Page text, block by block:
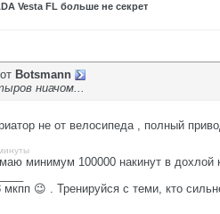
Vesta FL больше не секрет
Botsmann
ниачом...
не от велосипеда , полный
минимум 100000 накинут в дохлой
мкпп 😉 . Тренируйся с теми, кто